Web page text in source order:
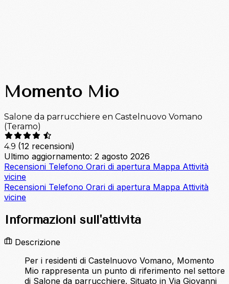
Momento Mio
Salone da parrucchiere en Castelnuovo Vomano
(Teramo)
4.9 (12 recensioni)
Ultimo aggiornamento: 2 agosto 2026
Recensioni Telefono Orari di apertura Mappa Attività
vicine
Recensioni Telefono Orari di apertura Mappa Attività
vicine
Informazioni sull'attività
Descrizione
Per i residenti di Castelnuovo Vomano, Momento
Mio rappresenta un punto di riferimento nel settore
di Salone da parrucchiere. Situato in Via Giovanni